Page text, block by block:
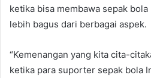
ketika bisa membawa sepak
lebih bagus dari berbagai aspek.
“Kemenangan yang kita cita-
ketika para suporter sepak bola